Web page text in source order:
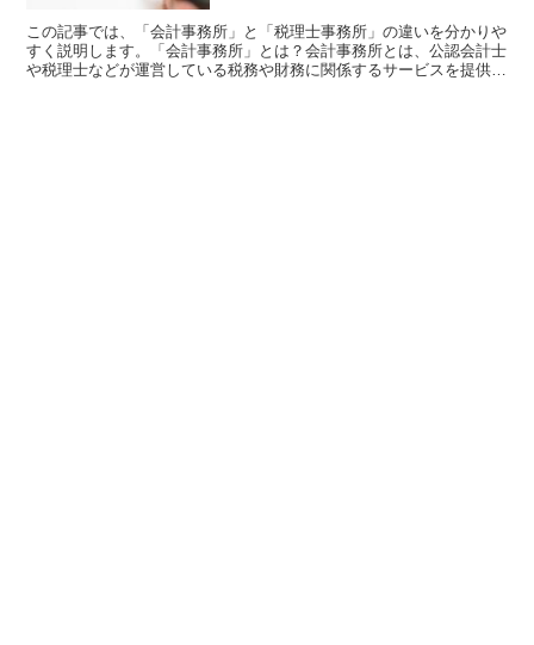
この記事では、「会計事務所」と「税理士事務所」の違いを分かりや
すく説明します。「会計事務所」とは？会計事務所とは、公認会計士
や税理士などが運営している税務や財務に関係するサービスを提供す